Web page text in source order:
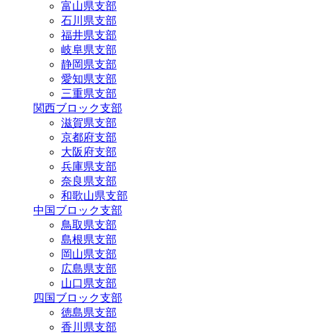
富山県支部
石川県支部
福井県支部
岐阜県支部
静岡県支部
愛知県支部
三重県支部
関西ブロック支部
滋賀県支部
京都府支部
大阪府支部
兵庫県支部
奈良県支部
和歌山県支部
中国ブロック支部
鳥取県支部
島根県支部
岡山県支部
広島県支部
山口県支部
四国ブロック支部
徳島県支部
香川県支部